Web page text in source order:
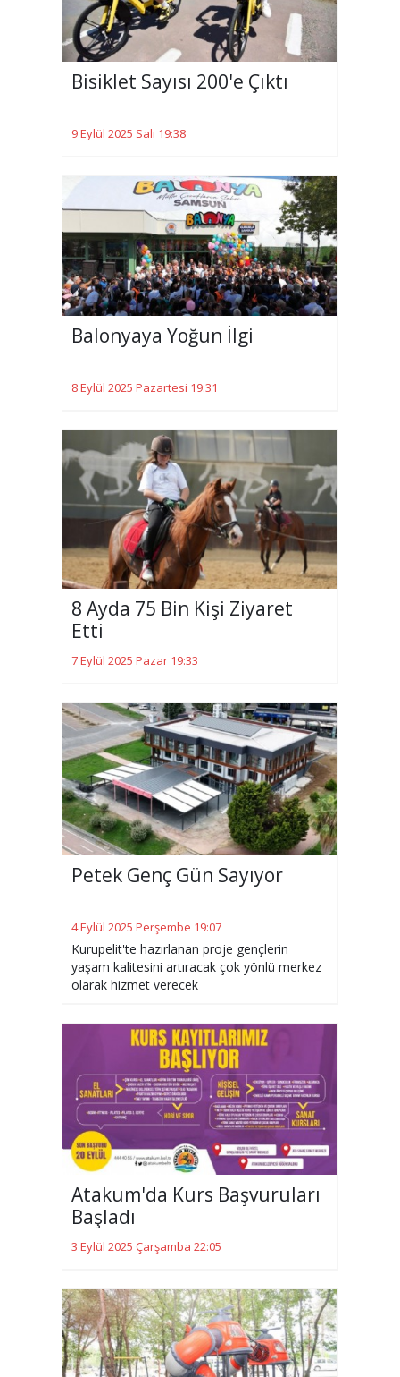
Bisiklet Sayısı 200'e Çıktı
9 Eylül 2025 Salı 19:38
Balonyaya Yoğun İlgi
8 Eylül 2025 Pazartesi 19:31
8 Ayda 75 Bin Kişi Ziyaret
Etti
7 Eylül 2025 Pazar 19:33
Petek Genç Gün Sayıyor
4 Eylül 2025 Perşembe 19:07
Kurupelit'te hazırlanan proje gençlerin
yaşam kalitesini artıracak çok yönlü merkez
olarak hizmet verecek
Atakum'da Kurs Başvuruları
Başladı
3 Eylül 2025 Çarşamba 22:05